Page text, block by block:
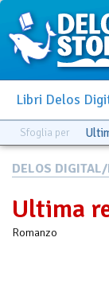
Libri Delos
Sfoglia per
DELOS
Ultima
Romanzo